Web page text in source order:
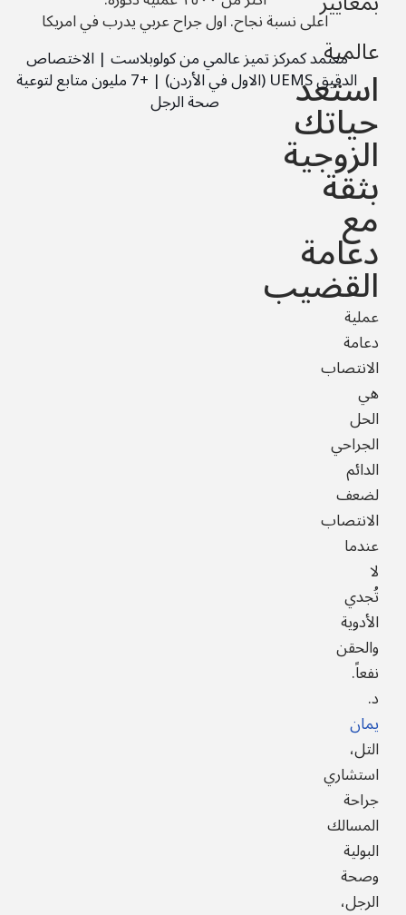
عالمية
استعد
حياتك
الزوجية
بثقة
مع
دعامة
القضيب
عملية
دعامة
الانتصاب
هي
الحل
الجراحي
الدائم
لضعف
الانتصاب
عندما
لا
تُجدي
الأدوية
والحقن
نفعاً.
د.
يمان
التل،
استشاري
جراحة
المسالك
البولية
وصحة
الرجل،
اعلى نسبة نجاح. اول جراح عربي يدرب في امريكا
صحة الرجل